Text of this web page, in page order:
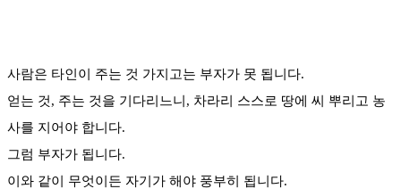
사람은 타인이 주는 것 가지고는 부자가 못 됩니다.
얻는 것, 주는 것을 기다리느니, 차라리 스스로 땅에 씨 뿌리고 농
사를 지어야 합니다.
그럼 부자가 됩니다.
이와 같이 무엇이든 자기가 해야 풍부히 됩니다.